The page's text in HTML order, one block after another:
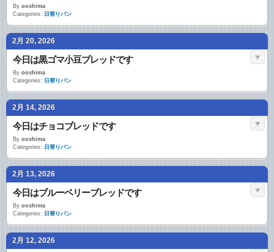
By ooshima
Categories: 日替りパン
2月 20, 2026
今日は黒ゴマ小豆ブレッドです
By ooshima
Categories: 日替りパン
2月 14, 2026
今日はチョコブレッドです
By ooshima
Categories: 日替りパン
2月 13, 2026
今日はブルーベリーブレッドです
By ooshima
Categories: 日替りパン
2月 12, 2026